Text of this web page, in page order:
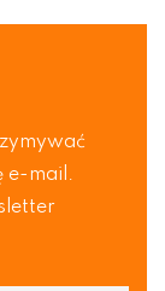
e-mail.